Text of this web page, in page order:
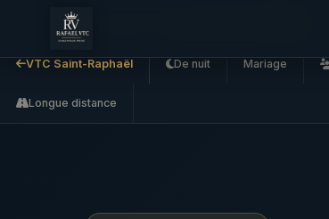
VTC Saint-Raphaël De nuit Mariage
Longue distance